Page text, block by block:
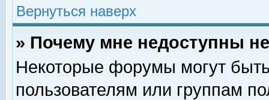
Вернуться наверх
» Почему мне недоступны
Некоторые форумы могут
пользователям или группам